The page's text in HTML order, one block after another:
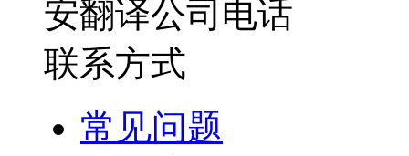
常见问题